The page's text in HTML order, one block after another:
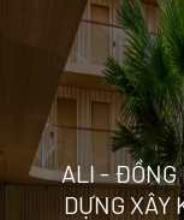
ALI - ĐỒNG
DỰNG XÂY